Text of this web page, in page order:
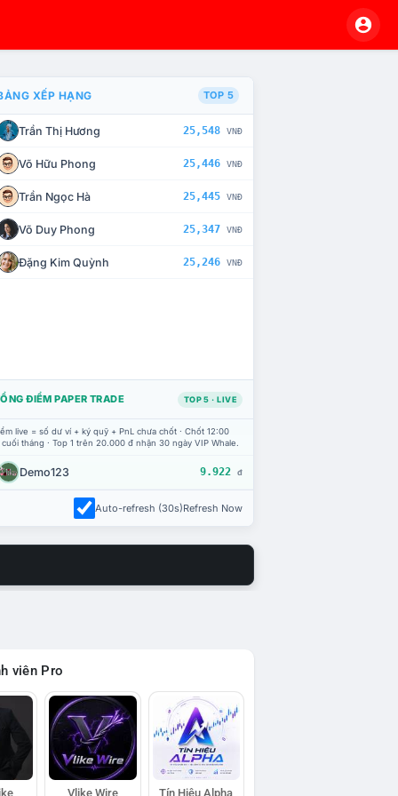
CHẾ TÀI XỬ LÝ VI PHẠM
XẾP HẠNG TOP 5
Trần Thị Hương 25,548 VNĐ
Võ Hữu Phong 25,446 VNĐ
Trần Ngọc Hà 25,445 VNĐ
Võ Duy Phong 25,347 VNĐ
Đặng Kim Quỳnh 25,246 VNĐ
ĐIỂM PAPER TRADE TOP 5 · LIVE
live = số dư ví + ký quỹ + PnL chưa chốt · Chốt 12:00
tháng · Top 1 trên 20.000 đ nhận 30 ngày VIP Whale.
Demo123 9.922 đ
Auto-refresh (30s)Refresh Now
viên Pro
Vlike Wire Tín Hiệu Alpha